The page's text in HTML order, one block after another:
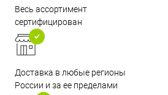
Весь ассортимент
сертифицирован
Доставка в любые регионы
России и за ее пределами